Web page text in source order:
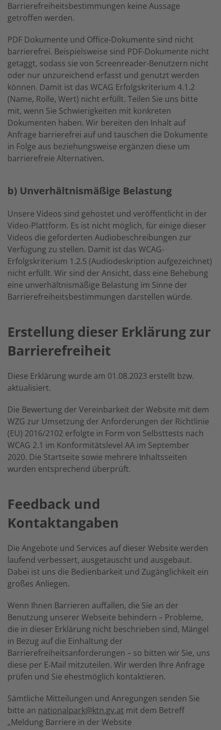
Barrierefreiheitsbestimmungen keine Aussage
getroffen werden.
PDF Dokumente und Office-Dokumente sind nicht
barrierefrei. Beispielsweise sind PDF-Dokumente nicht
getaggt, sodass sie von Screenreader-Benutzern nicht
oder nur unzureichend erfasst und genutzt werden
können. Damit ist das WCAG Erfolgskriterium 4.1.2
(Name, Rolle, Wert) nicht erfüllt. Teilen Sie uns bitte
mit, wenn Sie Schwierigkeiten mit konkreten
Dokumenten haben. Wir bereiten den Inhalt auf
Anfrage barrierefrei auf und tauschen die Dokumente
in Folge aus beziehungsweise ergänzen diese um
barrierefreie Alternativen.
b) Unverhältnismäßige Belastung
Unsere Videos sind gehostet und veröffentlicht in der
Video-Plattform. Es ist nicht möglich, für einige dieser
Videos die geforderten Audiobeschreibungen zur
Verfügung zu stellen. Damit ist das WCAG-
Erfolgskriterium 1.2.5 (Audiodeskription aufgezeichnet)
nicht erfüllt. Wir sind der Ansicht, dass eine Behebung
eine unverhältnismäßige Belastung im Sinne der
Barrierefreiheitsbestimmungen darstellen würde.
Erstellung dieser Erklärung zur
Barrierefreiheit
Diese Erklärung wurde am 01.08.2023 erstellt bzw.
aktualisiert.
Die Bewertung der Vereinbarkeit der Website mit dem
WZG zur Umsetzung der Anforderungen der Richtlinie
(EU) 2016/2102 erfolgte in Form von Selbsttests nach
WCAG 2.1 im Konformitätslevel AA im September
2020. Die Startseite sowie mehrere Inhaltsseiten
wurden entsprechend überprüft.
Feedback und
Kontaktangaben
Die Angebote und Services auf dieser Website werden
laufend verbessert, ausgetauscht und ausgebaut.
Dabei ist uns die Bedienbarkeit und Zugänglichkeit ein
großes Anliegen.
Wenn Ihnen Barrieren auffallen, die Sie an der
Benutzung unserer Webseite behindern – Probleme,
die in dieser Erklärung nicht beschrieben sind, Mängel
in Bezug auf die Einhaltung der
Barrierefreiheitsanforderungen – so bitten wir Sie, uns
diese per E‑Mail mitzuteilen. Wir werden Ihre Anfrage
prüfen und Sie ehestmöglich kontaktieren.
Sämtliche Mitteilungen und Anregungen senden Sie
bitte an nationalpark@ktn.gv.at mit dem Betreff
„Meldung Barriere in der Website